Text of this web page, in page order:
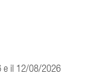
e il 12/08/2026